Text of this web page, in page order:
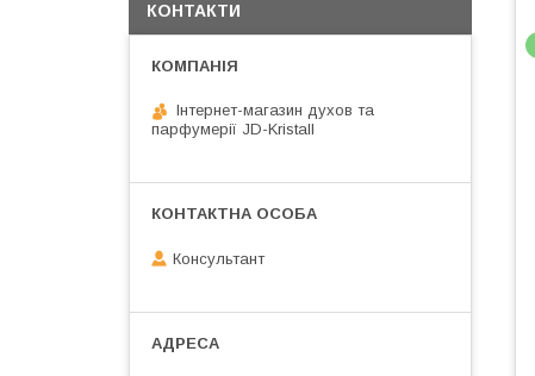
КОНТАКТИ
Інтернет-магазин духов та
парфумерії JD-Kristall
Консультант